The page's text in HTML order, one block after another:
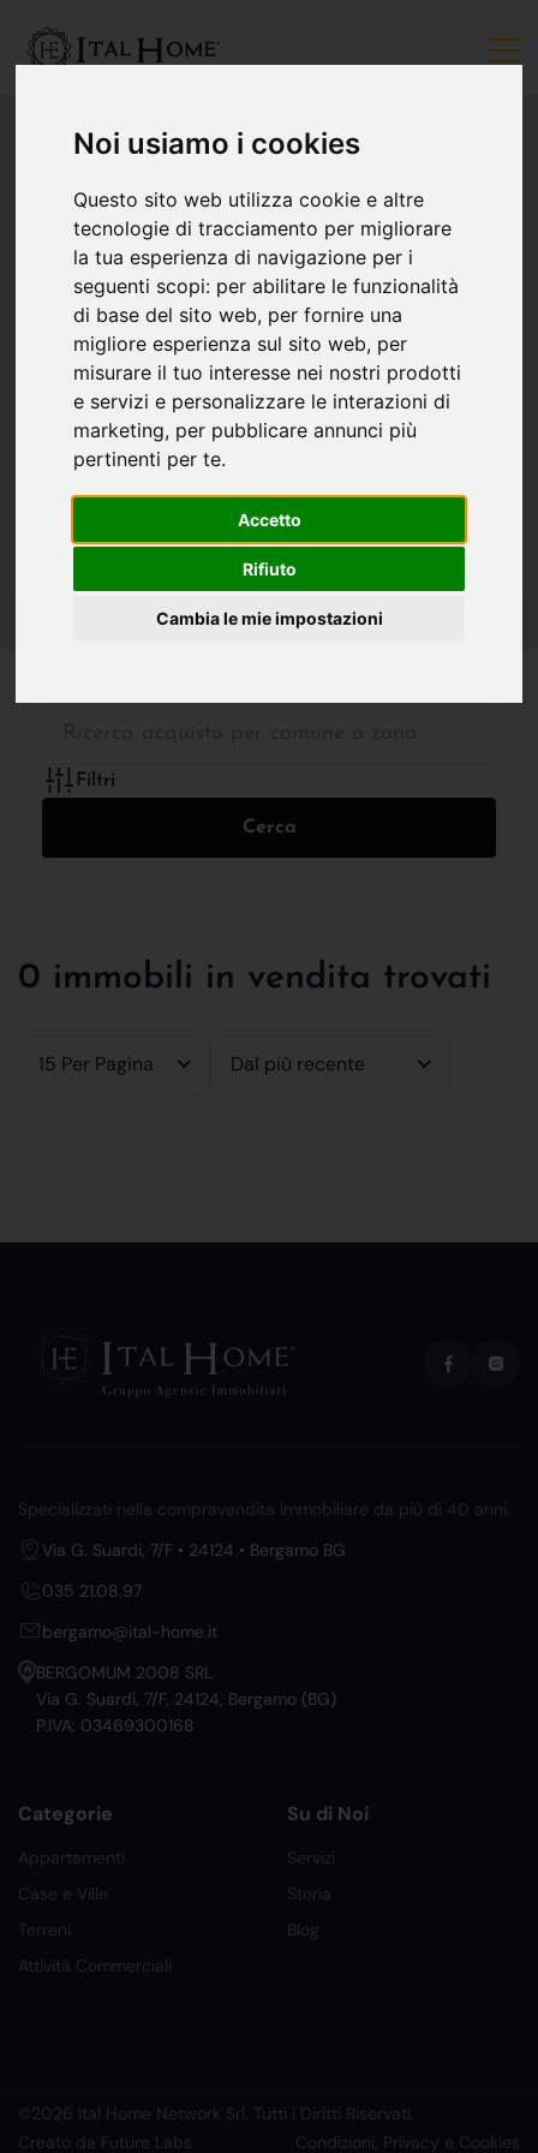
Noi usiamo i cookies
Questo sito web utilizza cookie e altre
tecnologie di tracciamento per migliorare
la tua esperienza di navigazione per i
seguenti scopi: per abilitare le funzionalità
di base del sito web, per fornire una
migliore esperienza sul sito web, per
misurare il tuo interesse nei nostri prodotti
e servizi e personalizzare le interazioni di
marketing, per pubblicare annunci più
pertinenti per te.
Accetto
Rifiuto
Cambia le mie impostazioni
Filtri
Cerca
0 immobili in vendita trovati
15 Per Pagina Dal più recente
Specializzati nella compravendita immobiliare da più di 40 anni.
Via G. Suardi, 7/F • 24124 • Bergamo BG
035 21.08.97
bergamo@ital-home.it
BERGOMUM 2008 SRL
Via G. Suardi, 7/F, 24124, Bergamo (BG)
P.IVA: 03469300168
Categorie
Appartamenti
Case e Ville
Terreni
Attività Commerciali
Su di Noi
Servizi
Storia
Blog
©2026 Ital Home Network Srl. Tutti i Diritti Riservati.
Creato da Future Labs
Condizioni, Privacy e Cookies